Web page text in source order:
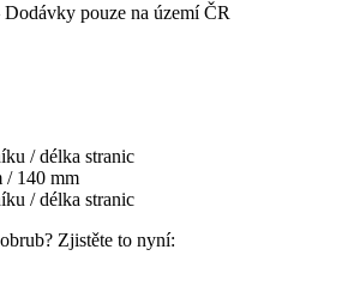
Dodávky pouze na území ČR
/ délka stranic
/ 140 mm
/ délka stranic
Zjistěte to nyní: